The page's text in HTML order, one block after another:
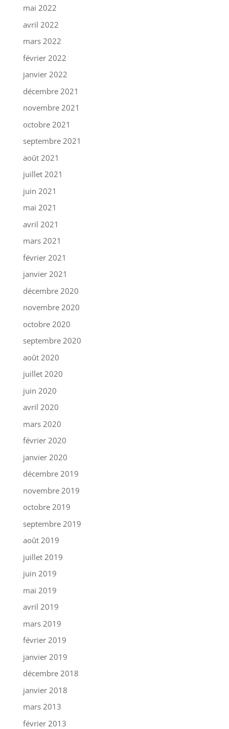
mai 2022
avril 2022
mars 2022
février 2022
janvier 2022
décembre 2021
novembre 2021
octobre 2021
septembre 2021
août 2021
juillet 2021
juin 2021
mai 2021
avril 2021
mars 2021
février 2021
janvier 2021
décembre 2020
novembre 2020
octobre 2020
septembre 2020
août 2020
juillet 2020
juin 2020
avril 2020
mars 2020
février 2020
janvier 2020
décembre 2019
novembre 2019
octobre 2019
septembre 2019
août 2019
juillet 2019
juin 2019
mai 2019
avril 2019
mars 2019
février 2019
janvier 2019
décembre 2018
janvier 2018
mars 2013
février 2013